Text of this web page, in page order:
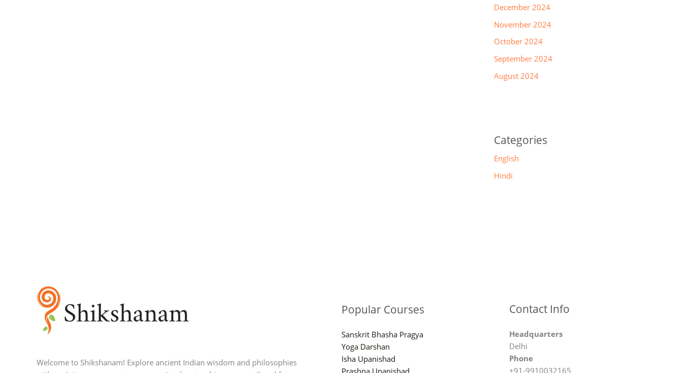
December 2024
November 2024
October 2024
September 2024
August 2024
Categories
English
Hindi
Welcome to Shikshanam! Explore ancient Indian wisdom and philosophies
Popular Courses
Sanskrit Bhasha Pragya
Yoga Darshan
Isha Upanishad
Contact Info
Headquarters
Delhi
Phone
+91-9910032165